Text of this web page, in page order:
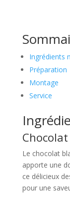
Ingrédients
Préparation
Montage
Service
Le chocolat
apporte une
ce délicieux
pour une